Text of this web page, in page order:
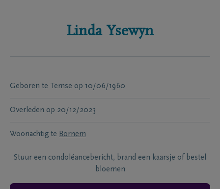
Linda Ysewyn
Geboren te Temse op 10/06/1960
Overleden op 20/12/2023
Woonachtig te Bornem
Stuur een condoléancebericht, brand een kaarsje of bestel
bloemen